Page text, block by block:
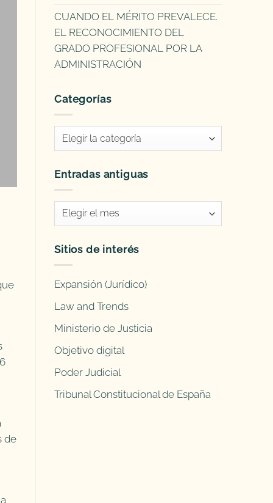
de
CUANDO EL MÉRITO PREVALECE.
EL RECONOCIMIENTO DEL
GRADO PROFESIONAL POR LA
ADMINISTRACIÓN
Categorías
Categorías
Entradas antiguas
Entradas
antiguas
Sitios de interés
Expansión (Jurídico)
Law and Trends
Ministerio de Justicia
Objetivo digital
Poder Judicial
Tribunal Constitucional de España